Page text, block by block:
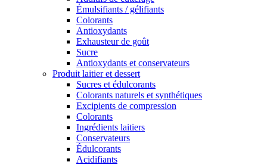
Émulsifiants / gélifiants
Colorants
Antioxydants
Exhausteur de goût
Sucre
Antioxydants et conservateurs
Produit laitier et dessert
Sucres et édulcorants
Colorants naturels et synthétiques
Excipients de compression
Colorants
Ingrédients laitiers
Conservateurs
Édulcorants
Acidifiants